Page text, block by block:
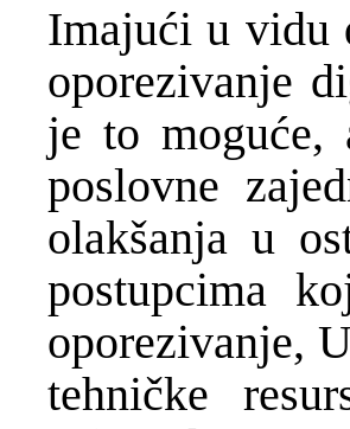
Imajući u vidu
oporezivanje
je to moguće,
poslovne
olakšanja u
postupcima
oporezivanje,
tehničke